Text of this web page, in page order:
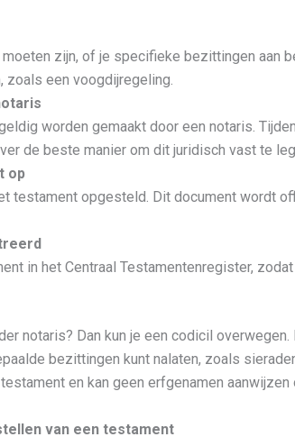
zijn, of je specifieke bezittingen aan
zoals een voogdijregeling.
worden gemaakt door een notaris.
de beste manier om dit juridisch vast te
op
testament opgesteld. Dit document wordt
in het Centraal Testamentenregister,
notaris? Dan kun je een codicil
bezittingen kunt nalaten, zoals
en kan geen erfgenamen
van een testament